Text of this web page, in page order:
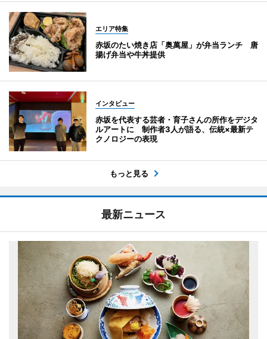
エリア特集
赤坂のたい焼き店「奥萬屋」が弁当ランチ 唐
揚げ弁当や牛丼提供
インタビュー
赤坂を代表する芸者・育子さんの所作をデジタ
ルアートに 制作者3人が語る、伝統×最新テ
クノロジーの表現
もっと見る
最新ニュース